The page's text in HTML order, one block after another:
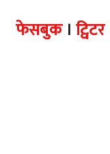
फेसबुक। ट्विटर